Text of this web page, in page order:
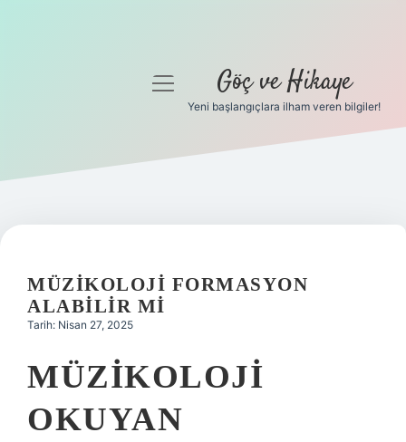
Gizlilik Politikası
Yasal Uyarı
menüyü
Göç ve Hikaye
Yeni başlangıçlara ilham veren bilgiler!
MÜZIKOLOJI FORMASYON
ALABILIR MI
Tarih: Nisan 27, 2025
MÜZIKOLOJI
OKUYAN